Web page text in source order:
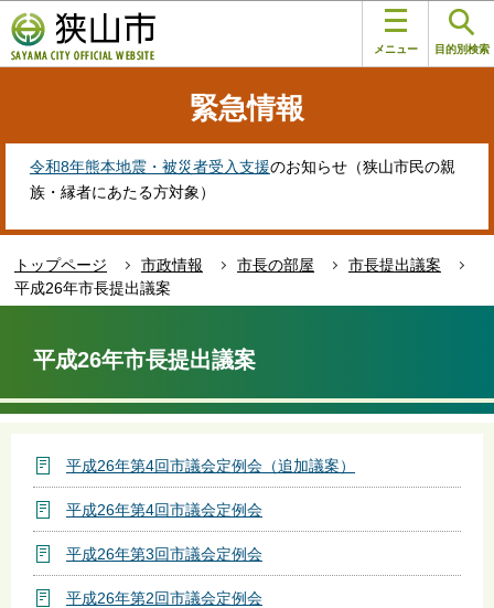
の
ペ
す
メニュー 目的別検索
緊急情報
令和8年熊本地震・被災者受入支援のお知らせ（狭山市民の親
族・縁者にあたる方対象）
トップページ 市政情報 市長の部屋
市長提出議案
平成26年市長提出議案
か
平成26年市長提出議案
平成26年第4回市議会定例会（追加議案）
平成26年第4回市議会定例会
平成26年第3回市議会定例会
平成26年第2回市議会定例会